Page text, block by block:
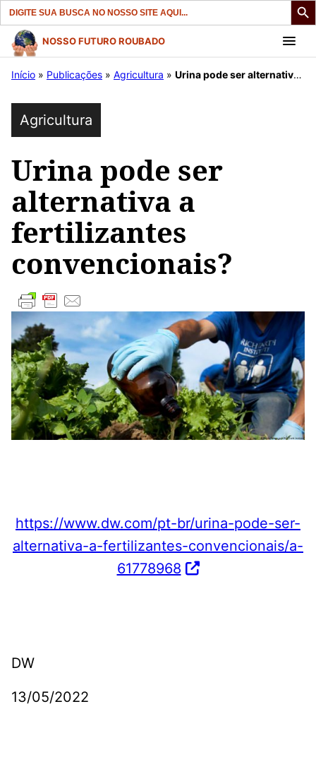
Search
for:
Pular
para
conteúdo
NOSSO FUTURO ROUBADO
Início » Publicações » Agricultura » Urina pode ser alternativa a fertilizantes convencionais?
Agricultura
Urina pode ser
alternativa a
fertilizantes
convencionais?
https://www.dw.com/pt-br/urina-pode-ser-
alternativa-a-fertilizantes-convencionais/a-
61778968
DW
13/05/2022